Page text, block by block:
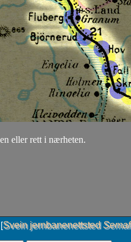
eller rett i nærheten.
Svein jernbanenettsted